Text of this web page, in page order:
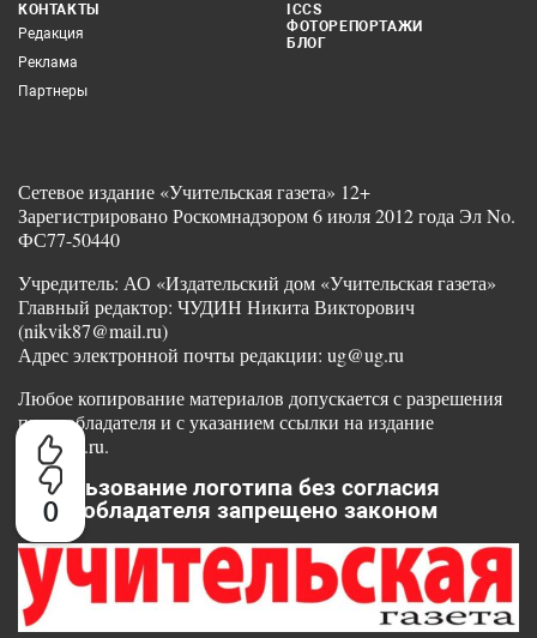
0
КОНТАКТЫ
Редакция
Реклама
Партнеры
ICCS
ФОТОРЕПОРТАЖИ
БЛОГ
Сетевое издание «Учительская газета» 12+
Зарегистрировано Роскомнадзором 6 июля 2012 года Эл No.
ФС77-50440
Учредитель: АО «Издательский дом «Учительская газета»
Главный редактор: ЧУДИН Никита Викторович
(nikvik87@mail.ru)
Адрес электронной почты редакции: ug@ug.ru
Любое копирование материалов допускается с разрешения
правообладателя и с указанием ссылки на издание
www.ug.ru.
Использование логотипа без согласия
правообладателя запрещено законом